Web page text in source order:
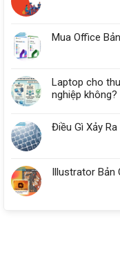
Mua Office
Laptop cho
nghiệp không?
Điều Gì Xảy
Illustrator Bản